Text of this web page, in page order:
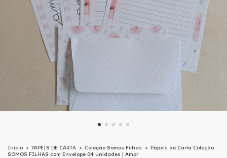
Início > PAPÉIS DE CARTA > Coleção Somos Filhas > Papéis de Carta Coleção
SOMOS FILHAS com Envelope 04 unidades | Amor